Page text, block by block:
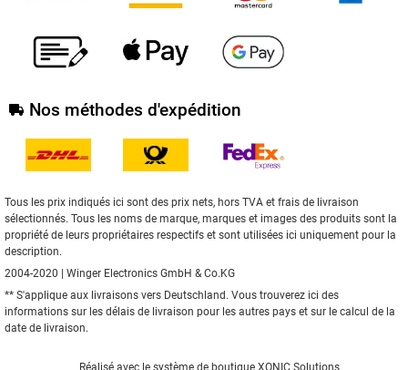
Nos méthodes d'expédition
Tous les prix indiqués ici sont des prix nets, hors TVA et frais de livraison
sélectionnés. Tous les noms de marque, marques et images des produits sont la
propriété de leurs propriétaires respectifs et sont utilisées ici uniquement pour la
description.
2004-2020 | Winger Electronics GmbH & Co.KG
** S'applique aux livraisons vers Deutschland. Vous trouverez ici des
informations sur les délais de livraison pour les autres pays et sur le calcul de la
date de livraison.
Réalisé avec le système de boutique XONIC Solutions